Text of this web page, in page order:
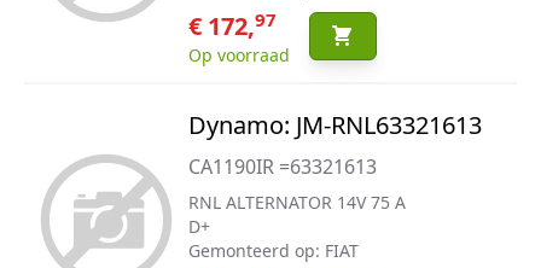
€ 172,97
Op voorraad
Dynamo: JM-RNL63321613
CA1190IR =63321613
RNL ALTERNATOR 14V 75 A
D+
Gemonteerd op: FIAT